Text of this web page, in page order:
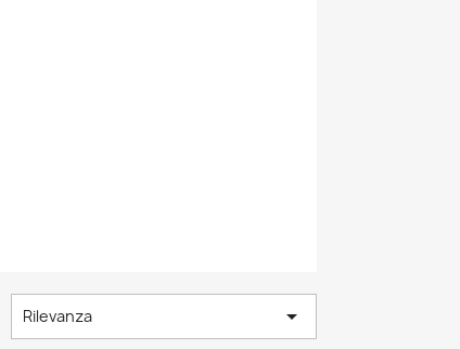
Rilevanza 